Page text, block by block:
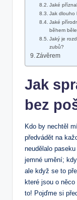
Jaké
Jak dlouho
Jaké
během
Jaký je
zubů?
Závěrem
Jak
bez
Kdo by nechtěl
předvádět na
neudělalo
jemné umění;
ale když se to
které jsou o
to! Pojďme si